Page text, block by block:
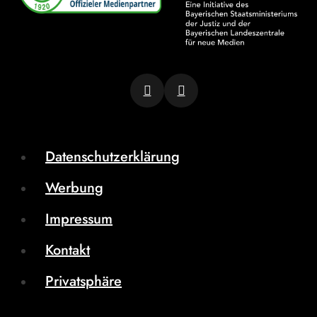
Datenschutzerklärung
Werbung
Impressum
Kontakt
Privatsphäre